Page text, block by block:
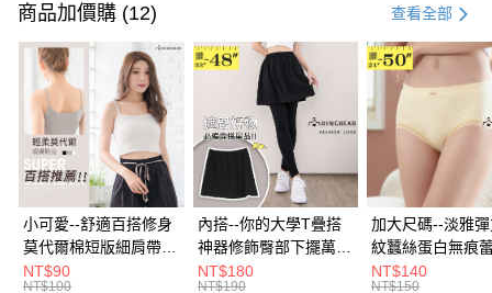
信用卡一次付款
超商取貨付款
LINE Pay
Apple Pay
街口支付
悠遊付
Google Pay
商品加價購 (12) 查看全部
小可愛--舒適百搭修身
莫代爾棉短版細肩帶素
色背心(白.黑.灰L-2L)-
NT$90
NT$100
內搭--你的大學T疊搭
神器修飾臀部下擺萬用
內搭裙/遮臀裙(黑2L-
NT$180
NT$190
加大尺碼--淡雅
紋蠶絲蛋白無痕
角內褲(白.粉.藍.
NT$140
NT$150